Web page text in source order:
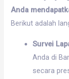
Anda
Berikut adalah
Survei
Anda di
secara